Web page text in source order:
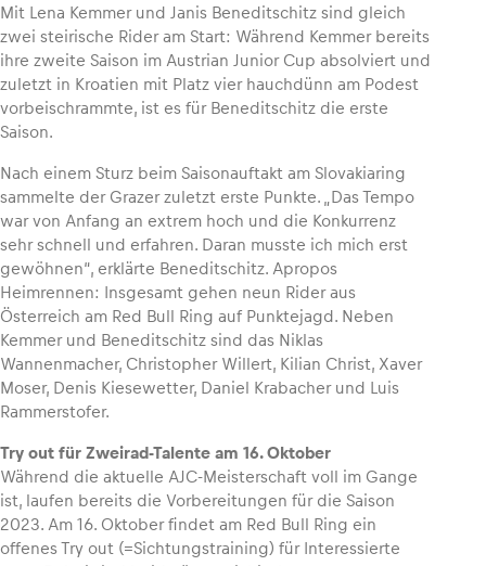
Business
Alle anzeigen
Glossar
Mit Lena Kemmer und Janis Beneditschitz sind gleich
zwei steirische Rider am Start: Während Kemmer bereits
ihre zweite Saison im Austrian Junior Cup absolviert und
zuletzt in Kroatien mit Platz vier hauchdünn am Podest
vorbeischrammte, ist es für Beneditschitz die erste
Saison.
Nach einem Sturz beim Saisonauftakt am Slovakiaring
sammelte der Grazer zuletzt erste Punkte. „Das Tempo
war von Anfang an extrem hoch und die Konkurrenz
sehr schnell und erfahren. Daran musste ich mich erst
gewöhnen“, erklärte Beneditschitz. Apropos
Heimrennen: Insgesamt gehen neun Rider aus
Österreich am Red Bull Ring auf Punktejagd. Neben
Kemmer und Beneditschitz sind das Niklas
Wannenmacher, Christopher Willert, Kilian Christ, Xaver
Moser, Denis Kiesewetter, Daniel Krabacher und Luis
Rammerstofer.
Try out für Zweirad-Talente am 16. Oktober
Während die aktuelle AJC-Meisterschaft voll im Gange
ist, laufen bereits die Vorbereitungen für die Saison
2023. Am 16. Oktober findet am Red Bull Ring ein
offenes Try out (=Sichtungstraining) für Interessierte